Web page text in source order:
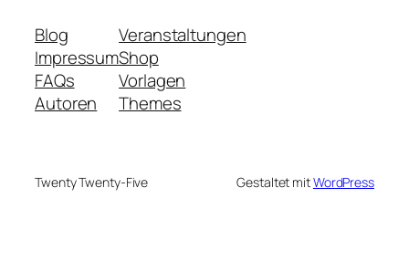
Blog
Impressum
FAQs
Autoren
Veranstaltungen
Shop
Vorlagen
Themes
Twenty Twenty-Five Gestaltet mitWordPress